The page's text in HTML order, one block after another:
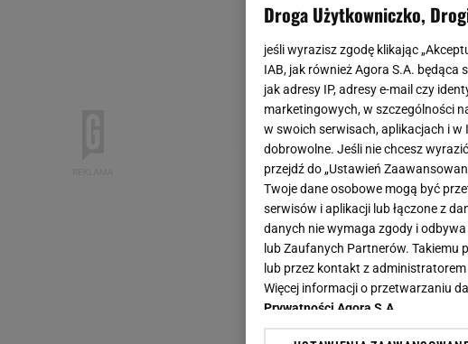
Droga Użytkowniczko,
jeśli wyrazisz zgodę klikając
IAB, jak również Agora S.A. będąca
jak adresy IP, adresy e-mail czy
marketingowych, w szczególności
w swoich serwisach, aplikacjach i
dobrowolne. Jeśli nie chcesz
przejdź do „Ustawień
Twoje dane osobowe mogą być
serwisów i aplikacji lub łączone z
danych nie wymaga zgody i
lub Zaufanych Partnerów. Takiemu
lub przez kontakt z
Więcej informacji o przetwarzaniu
Prywatności Agora S.A.